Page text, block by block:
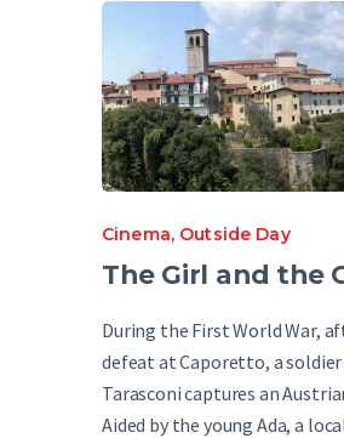
English
Cinema, Outside Day
The Girl and the
During the First World War,
defeat at Caporetto, a
Tarasconi captures an
Aided by the young Ada, a